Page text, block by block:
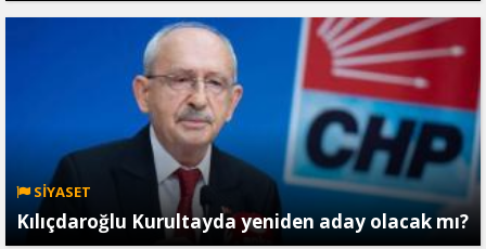
SİYASET
Kılıçdaroğlu Kurultayda yeniden aday olacak mı?